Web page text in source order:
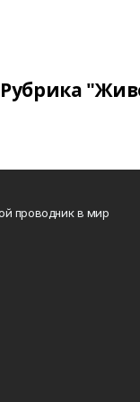
Рубрика
проводник в мир